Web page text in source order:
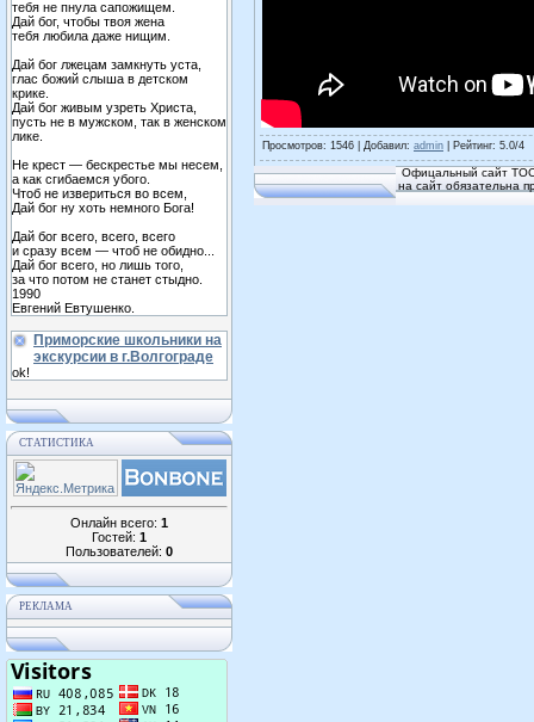
тебя не пнула сапожищем.
Дай бог, чтобы твоя жена
тебя любила даже нищим.
Дай бог лжецам замкнуть уста,
глас божий слыша в детском
крике.
Дай бог живым узреть Христа,
пусть не в мужском, так в женском
лике.
Не крест — бескрестье мы несем,
а как сгибаемся убого.
Чтоб не извериться во всем,
Дай бог ну хоть немного Бога!
Дай бог всего, всего, всего
и сразу всем — чтоб не обидно...
Дай бог всего, но лишь того,
за что потом не станет стыдно.
1990
Евгений Евтушенко.
Приморские школьники на
экскурсии в г.Волгограде
ok!
СТАТИСТИКА
Онлайн всего: 1
Гостей: 1
Пользователей: 0
РЕКЛАМА
Просмотров: 1546 | Добавил: admin Рейтинг: 5.0/4
Офицальный сайт
на сайт обязательна